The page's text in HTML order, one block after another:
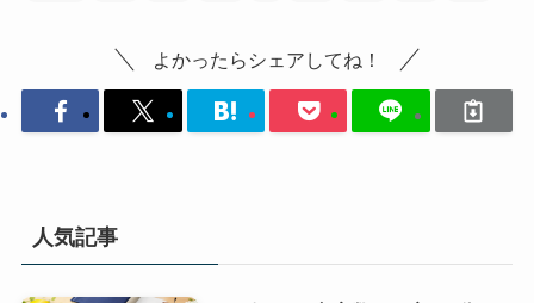
よかったらシェアしてね！
人気記事